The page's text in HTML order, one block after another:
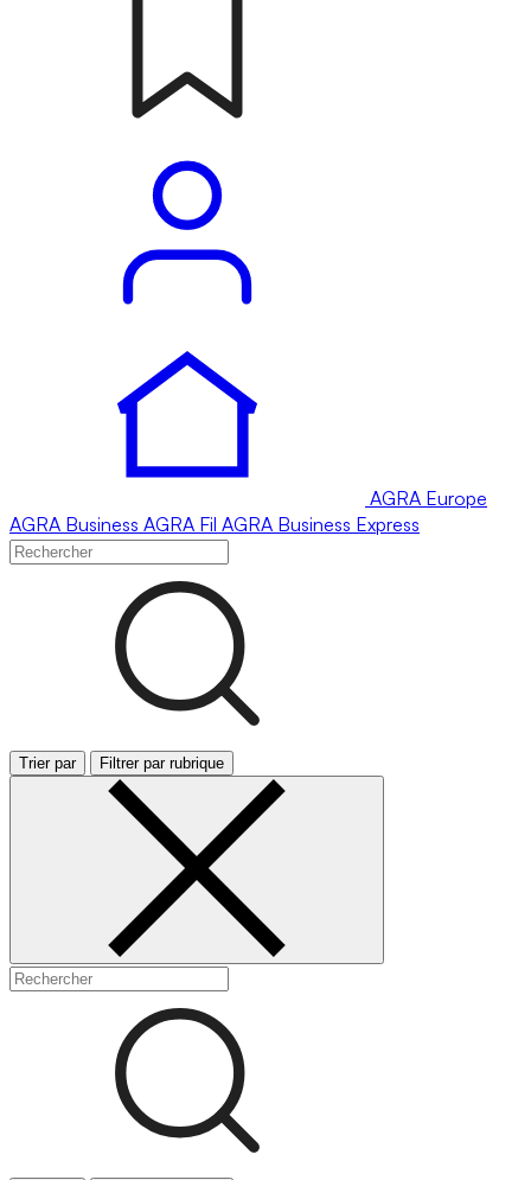
AGRA Europe
AGRA Business AGRA Fil AGRA Business Express
Trier par Filtrer par rubrique